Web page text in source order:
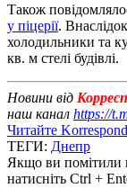
Також
у піцерії.
холодильники та
кв. м стелі будівлі.
Новини від
наш канал https://
Читайте
ТЕГИ: Днепр
Якщо ви помітили
натисніть Ctrl +